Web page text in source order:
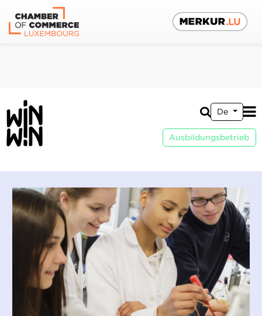
De
Ausbildungsbetrieb